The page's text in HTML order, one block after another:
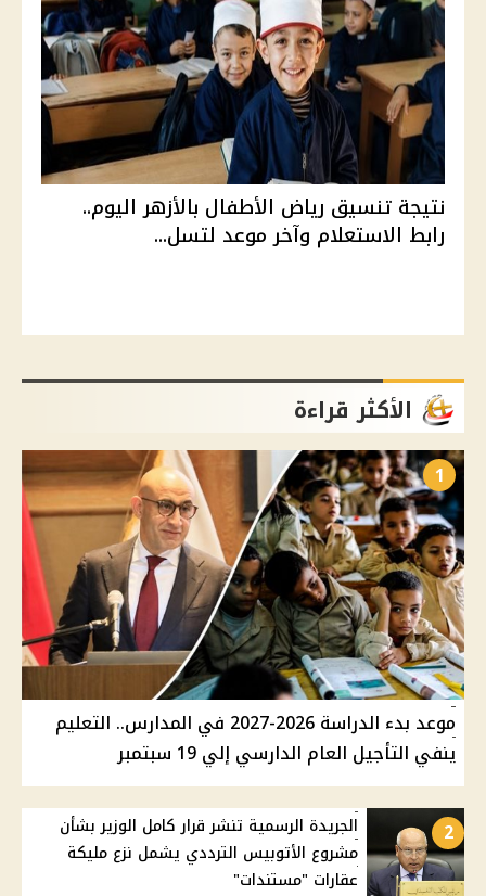
نتيجة تنسيق رياض الأطفال بالأزهر اليوم..
رابط الاستعلام وآخر موعد لتسل...
الأكثر قراءة
1
موعد بدء الدراسة 2026-2027 في المدارس.. التعليم
ينفي التأجيل العام الدارسي إلي 19 سبتمبر
2
الجريدة الرسمية تنشر قرار كامل الوزير بشأن
مشروع الأتوبيس الترددي يشمل نزع مليكة
عقارات "مستندات"